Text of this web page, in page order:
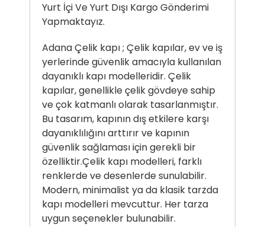
Yurt İçi Ve Yurt Dışı Kargo Gönderimi
Yapmaktayız.
Adana Çelik kapı ; Çelik kapılar, ev ve iş
yerlerinde güvenlik amacıyla kullanılan
dayanıklı kapı modelleridir. Çelik
kapılar, genellikle çelik gövdeye sahip
ve çok katmanlı olarak tasarlanmıştır.
Bu tasarım, kapının dış etkilere karşı
dayanıklılığını arttırır ve kapının
güvenlik sağlaması için gerekli bir
özelliktir.Çelik kapı modelleri, farklı
renklerde ve desenlerde sunulabilir.
Modern, minimalist ya da klasik tarzda
kapı modelleri mevcuttur. Her tarza
uygun seçenekler bulunabilir.